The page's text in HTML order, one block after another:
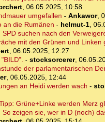
, 06.05.2025, 10:58
umgefallen - Ankawor,
an die Rumänen - helmut-1,
SPD suchen nach den
mit den Grünen und Linken
, 06.05.2025, 12:27
- stocksorcerer,
der parlamentarischen
, 06.05.2025, 12:44
an Heidi werden wach -
Grüne+Linke werden Merz
So zeigen sie, wer in D (noch)